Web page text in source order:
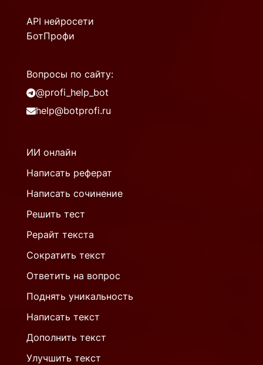
API нейросети
БотПрофи
Вопросы по сайту:
@profi_help_bot
help@botprofi.ru
ИИ онлайн
Написать реферат
Написать сочинение
Решить тест
Рерайт текста
Сократить текст
Ответить на вопрос
Поднять уникальность
Написать текст
Дополнить текст
Улучшить текст